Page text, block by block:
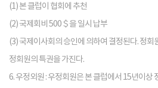
(1) 본 클럽이 협회에 추천
(2) 국제회비 500＄을 일시 납부
(3) 국제이사회의 승인에 의하여 결정된다. 정
정회원의 특권을 가진다.
6. 우정외원 : 우정회원은 본 클럽에서 15년이상